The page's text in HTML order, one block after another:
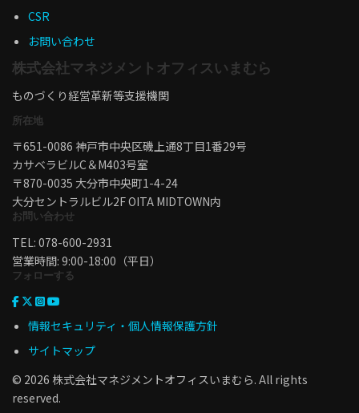
CSR
お問い合わせ
株式会社マネジメントオフィスいまむら
ものづくり経営革新等支援機関
所在地
〒651-0086 神戸市中央区磯上通8丁目1番29号
カサベラビルC＆M403号室
〒870-0035 大分市中央町1-4-24
大分セントラルビル2F OITA MIDTOWN内
お問い合わせ
TEL: 078-600-2931
営業時間: 9:00-18:00（平日）
フォローする
情報セキュリティ・個人情報保護方針
サイトマップ
© 2026 株式会社マネジメントオフィスいまむら. All rights
reserved.